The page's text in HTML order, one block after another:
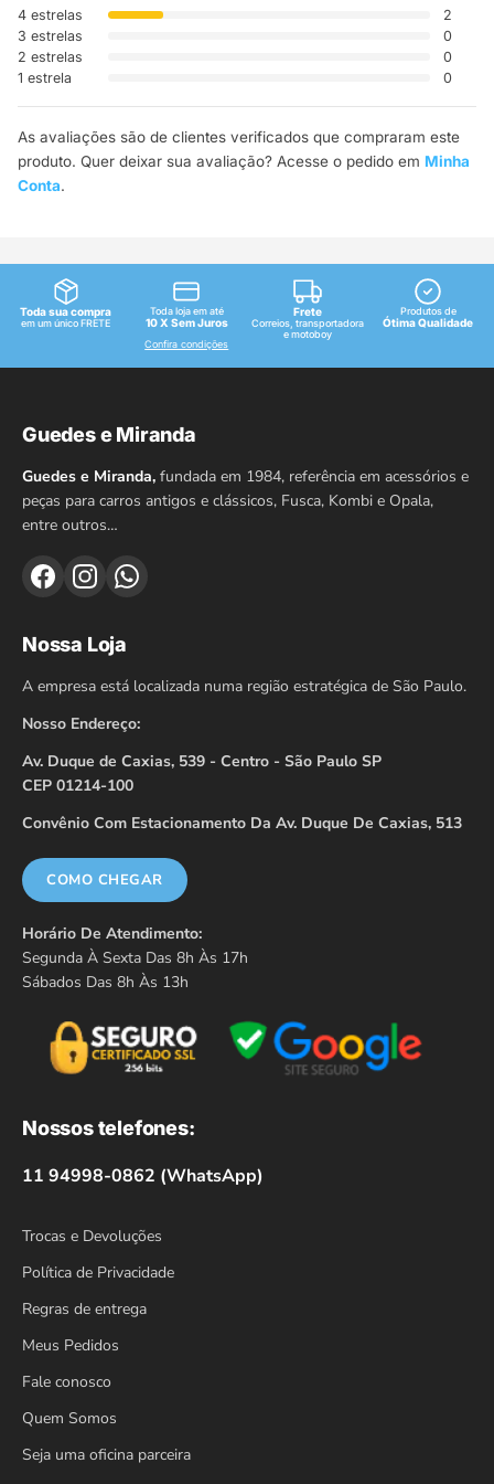
4 estrelas
2
3 estrelas
0
2 estrelas
0
1 estrela
0
As avaliações são de clientes verificados que compraram este
produto. Quer deixar sua avaliação? Acesse o pedido em Minha
Conta.
Toda sua compra
em um único FRETE
Toda loja em até
10 X Sem Juros
Confira condições
Frete
Correios, transportadora
e motoboy
Produtos de
Ótima Qualidade
Guedes e Miranda
Guedes e Miranda, fundada em 1984, referência em acessórios e
peças para carros antigos e clássicos, Fusca, Kombi e Opala,
entre outros…
Nossa Loja
A empresa está localizada numa região estratégica de São Paulo.
Nosso Endereço:
Av. Duque de Caxias, 539 - Centro - São Paulo SP
CEP 01214-100
Convênio Com Estacionamento Da Av. Duque De Caxias, 513
COMO CHEGAR
Horário De Atendimento:
Segunda À Sexta Das 8h Às 17h
Sábados Das 8h Às 13h
Nossos telefones:
11 94998-0862 (WhatsApp)
Trocas e Devoluções
Política de Privacidade
Regras de entrega
Meus Pedidos
Fale conosco
Quem Somos
Seja uma oficina parceira